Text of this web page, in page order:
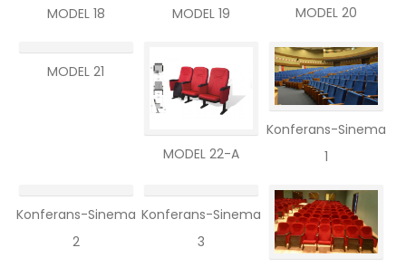
MODEL 18 MODEL 19 MODEL 20
MODEL 21
MODEL 22-A
Konferans-Sinema
1
Konferans-Sinema
2
Konferans-Sinema
3